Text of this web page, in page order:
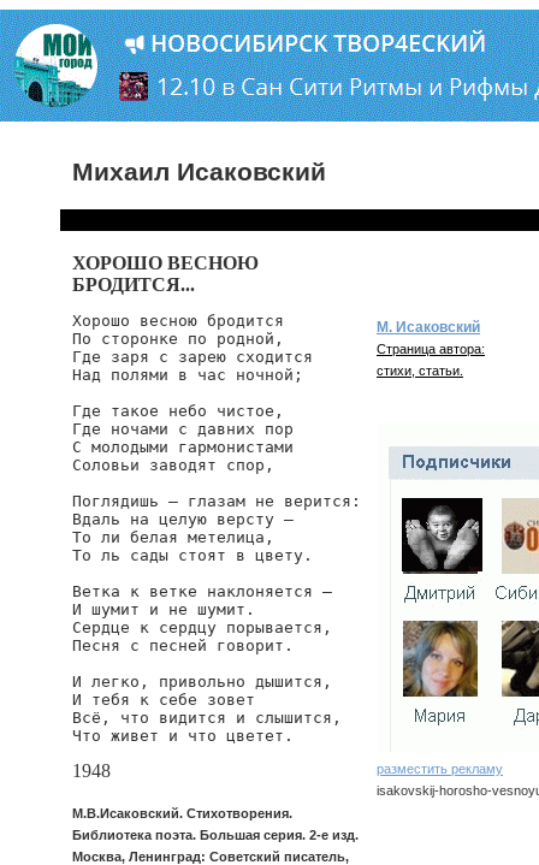
Михаил Исаковский
ХОРОШО ВЕСНОЮ
БРОДИТСЯ...
Хорошо весною бродится
По сторонке по родной,
Где заря с зарею сходится
Над полями в час ночной;
Где такое небо чистое,
Где ночами с давних пор
С молодыми гармонистами
Соловьи заводят спор,
Поглядишь — глазам не верится:
Вдаль на целую версту —
То ли белая метелица,
То ль сады стоят в цвету.
Ветка к ветке наклоняется —
И шумит и не шумит.
Сердце к сердцу порывается,
Песня с песней говорит.
И легко, привольно дышится,
И тебя к себе зовет
Всё, что видится и слышится,
Что живет и что цветет.
1948
М.В.Исаковский. Стихотворения.
Библиотека поэта. Большая серия. 2-е изд.
Москва, Ленинград: Советский писатель,
М. Исаковский
Страница автора:
стихи, статьи.
разместить рекламу
isakovskij-horosho-